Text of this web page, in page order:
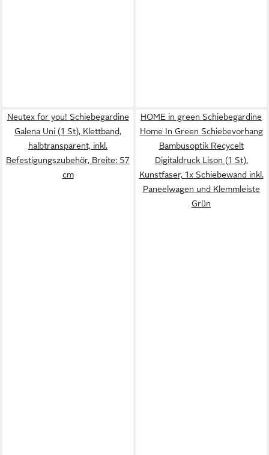
Neutex for you! Schiebegardine
Galena Uni (1 St), Klettband,
halbtransparent, inkl.
Befestigungszubehör, Breite: 57
cm
HOME in green Schiebegardine
Home In Green Schiebevorhang
Bambusoptik Recycelt
Digitaldruck Lison (1 St),
Kunstfaser, 1x Schiebewand inkl.
Paneelwagen und Klemmleiste
Grün